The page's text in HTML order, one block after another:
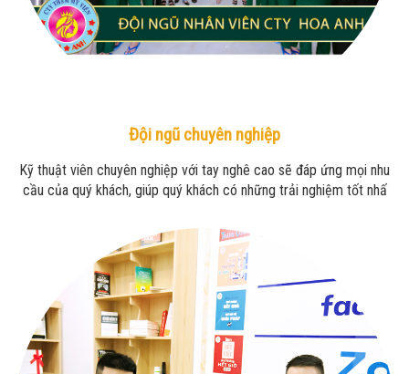
Đội ngũ chuyên nghiệp
Kỹ thuật viên chuyên nghiệp với tay nghê cao sẽ đáp ứng mọi nhu
cầu của quý khách, giúp quý khách có những trải nghiệm tốt nhấ